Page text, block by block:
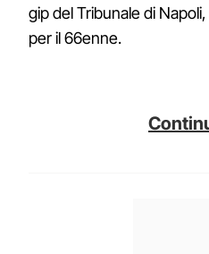
gip del Tribunale di
per il 66enne.